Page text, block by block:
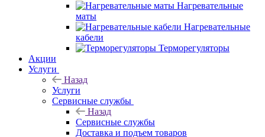
Нагревательные
маты
Нагревательные
кабели
Терморегуляторы
Акции
Услуги
Назад
Услуги
Сервисные службы
Назад
Сервисные службы
Доставка и подъем товаров